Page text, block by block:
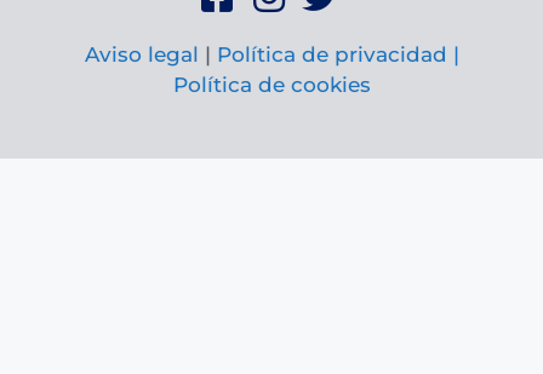
Aviso legal | Política de privacidad |
Política de cookies